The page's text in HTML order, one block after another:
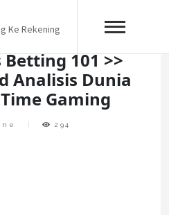
Ke Rekening
101 >>
Analisis Dunia
Gaming
294